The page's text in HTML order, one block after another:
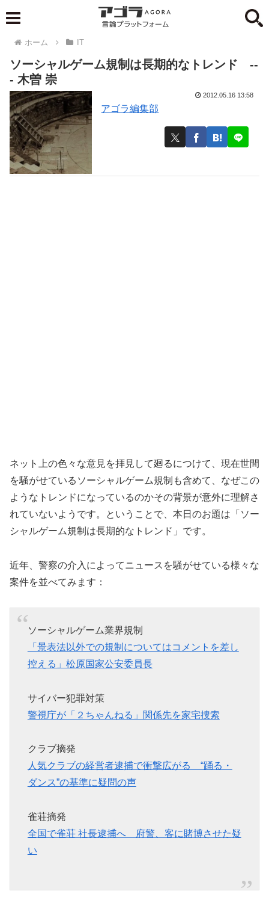
ホーム IT
ソーシャルゲーム規制は長期的なトレンド --
- 木曽 崇
アゴラ編集部
2012.05.16 13:58
ネット上の色々な意見を拝見して廻るにつけて、現在世間
を騒がせているソーシャルゲーム規制も含めて、なぜこの
ようなトレンドになっているのかその背景が意外に理解さ
れていないようです。ということで、本日のお題は「ソー
シャルゲーム規制は長期的なトレンド」です。
近年、警察の介入によってニュースを騒がせている様々な
案件を並べてみます：
ソーシャルゲーム業界規制
「景表法以外での規制についてはコメントを差し
控える」松原国家公安委員長
サイバー犯罪対策
警視庁が「２ちゃんねる」関係先を家宅捜索
クラブ摘発
人気クラブの経営者逮捕で衝撃広がる “踊る・
ダンス”の基準に疑問の声
雀荘摘発
全国で雀荘 社長逮捕へ 府警、客に賭博させた疑
い